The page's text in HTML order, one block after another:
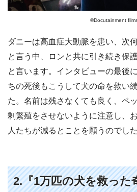
©️Docutainment
ダニーは高血症大動脈を患い、次
と言う中、ロンと共に引き続き保
と言います。インタビューの最後
ちの死後もこうして犬の命を救い
た。名前は残さなくても良く、ペ
剰繁殖をさせないように注意し、
人たちが減るとことを願うのでした
2.『1万匹の犬を救った